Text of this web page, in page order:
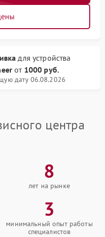
для устройства
от 1000 руб.
дату 06.08.2026
центра
8
лет на рынке
3
минимальный опыт работы
специалистов